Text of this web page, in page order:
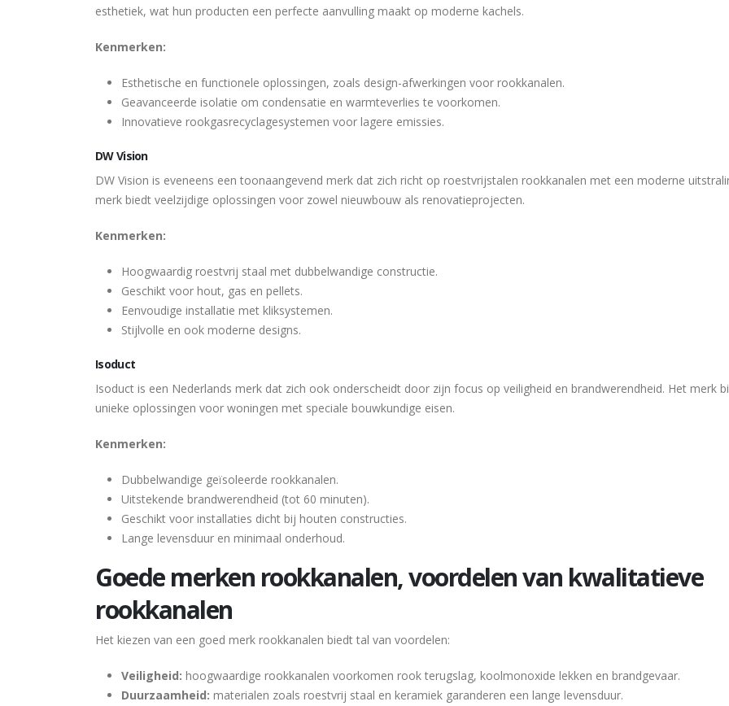
esthetiek, wat hun producten een perfecte aanvulling maakt op moderne kachels.
Kenmerken:
Esthetische en functionele oplossingen, zoals design-afwerkingen voor rookkanalen.
Geavanceerde isolatie om condensatie en warmteverlies te voorkomen.
Innovatieve rookgasrecyclagesystemen voor lagere emissies.
DW Vision
DW Vision is eveneens een toonaangevend merk dat zich richt op roestvrijstalen rookkanalen met een moderne
merk biedt veelzijdige oplossingen voor zowel nieuwbouw als renovatieprojecten.
Kenmerken:
Hoogwaardig roestvrij staal met dubbelwandige constructie.
Geschikt voor hout, gas en pellets.
Eenvoudige installatie met kliksystemen.
Stijlvolle en ook moderne designs.
Isoduct
Isoduct is een Nederlands merk dat zich ook onderscheidt door zijn focus op veiligheid en brandwerendheid. Het merk
unieke oplossingen voor woningen met speciale bouwkundige eisen.
Kenmerken:
Dubbelwandige geïsoleerde rookkanalen.
Uitstekende brandwerendheid (tot 60 minuten).
Geschikt voor installaties dicht bij houten constructies.
Lange levensduur en minimaal onderhoud.
Goede merken rookkanalen, voordelen van kwalitatieve
rookkanalen
Het kiezen van een goed merk rookkanalen biedt tal van voordelen:
Veiligheid: hoogwaardige rookkanalen voorkomen rook terugslag, koolmonoxide lekken en brandgevaar.
Duurzaamheid: materialen zoals roestvrij staal en keramiek garanderen een lange levensduur.